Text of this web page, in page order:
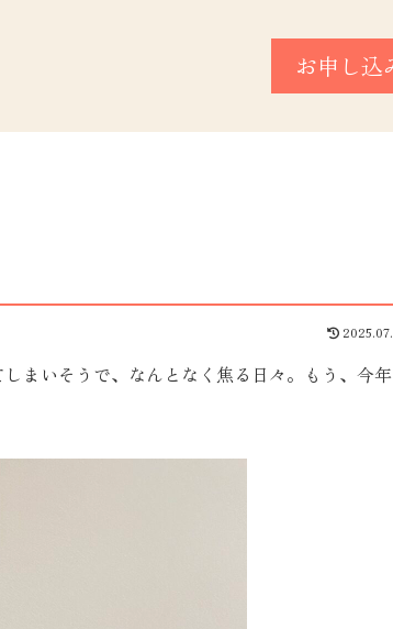
お申し込
まいそうで、なんとなく焦る日々。もう、今年